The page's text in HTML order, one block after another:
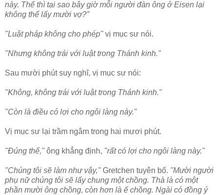
này. Thế thì tại sao bây giờ mỗi người đàn ông ở Eisen lại
không thể lấy mười vợ?”
"Luật pháp không cho phép" vị mục sư nói.
"Nhưng không trái với luật trong Thánh kinh."
Sau mười phút suy nghĩ, vị mục sư nói:
"Không, không trái với luật trong Thánh kinh."
"Còn là điều có lợi cho ngôi làng này."
Vị mục sư lại trầm ngâm trong hai mươi phút.
"Đúng thế," ông khẳng định, "rất có lợi cho ngôi làng này."
"Chúng tôi sẽ làm như vậy," Gretchen tuyên bố. "Mười người
phụ nữ chúng tôi sẽ lấy chung một chồng. Thà là có một
phần mười ông chồng, còn hơn là ế chồng. Ngài có đồng ý